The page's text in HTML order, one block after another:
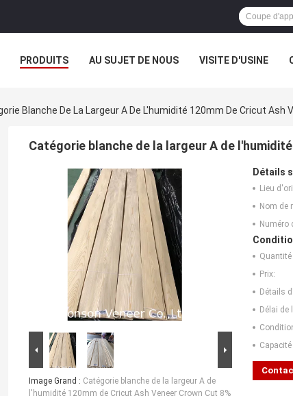
PRODUITS AU SUJET DE NOUS VISITE D'USINE
Blanche De La Largeur A De L'humidité 120mm De Cricut Ash
Catégorie blanche de la largeur A de
Image Grand : Catégorie blanche de la largeur A de
l'humidité 120mm de Cricut Ash Veneer Crown Cut 8%
Détails
Lieu
Nom de
Numéro
Prix:
Détails
Délai de